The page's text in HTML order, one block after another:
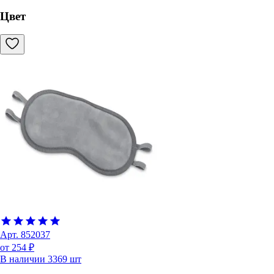
Цвет
Арт. 852037
от 254 ₽
В наличии 3369 шт